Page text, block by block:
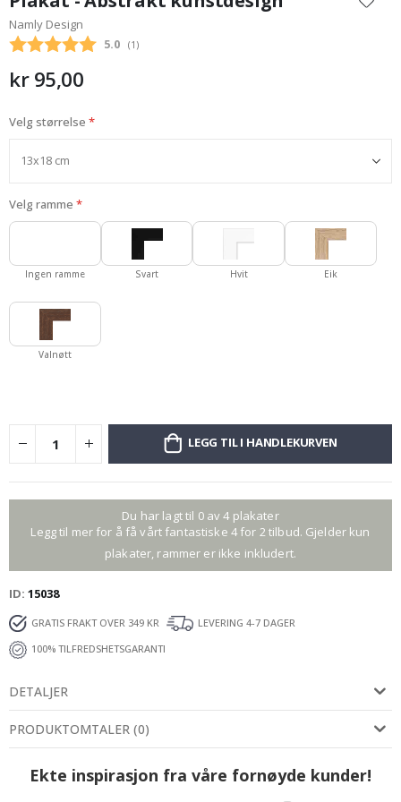
begynnelsen
av
bildegalleri
Namly Design
Gjennomsnittskarakter:
5.0 (stemmer:
1 )
kr 95,00
Velg størrelse
Velg ramme
Ingen ramme Svart Hvit Eik
Valnøtt
LEGG TIL I HANDLEKURVEN
Du har lagt til 0 av 4 plakater
Legg til mer for å få vårt fantastiske 4 for 2 tilbud. Gjelder kun
plakater, rammer er ikke inkludert.
ID 15038
GRATIS FRAKT OVER 349 KR
LEVERING 4-7 DAGER
100% TILFREDSHETSGARANTI
DETALJER
PRODUKTOMTALER (0)
Ekte inspirasjon fra våre fornøyde kunder!